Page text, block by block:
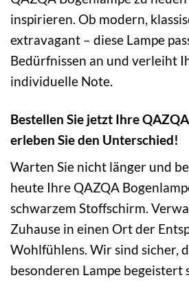
inspirieren. Ob modern,
extravagant – diese Lampe
Bedürfnissen an und verleiht
individuelle Note.
Bestellen Sie jetzt Ihre
erleben Sie den Unterschied!
Warten Sie nicht länger und
heute Ihre QAZQA
schwarzem Stoffschirm.
Zuhause in einen Ort der
Wohlfühlens. Wir sind sicher,
besonderen Lampe begeistert